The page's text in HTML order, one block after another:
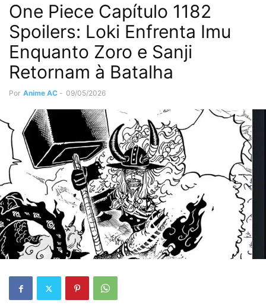
One Piece Capítulo 1182
Spoilers: Loki Enfrenta Imu
Enquanto Zoro e Sanji
Retornam à Batalha
Por Anime AC - 09/05/2026